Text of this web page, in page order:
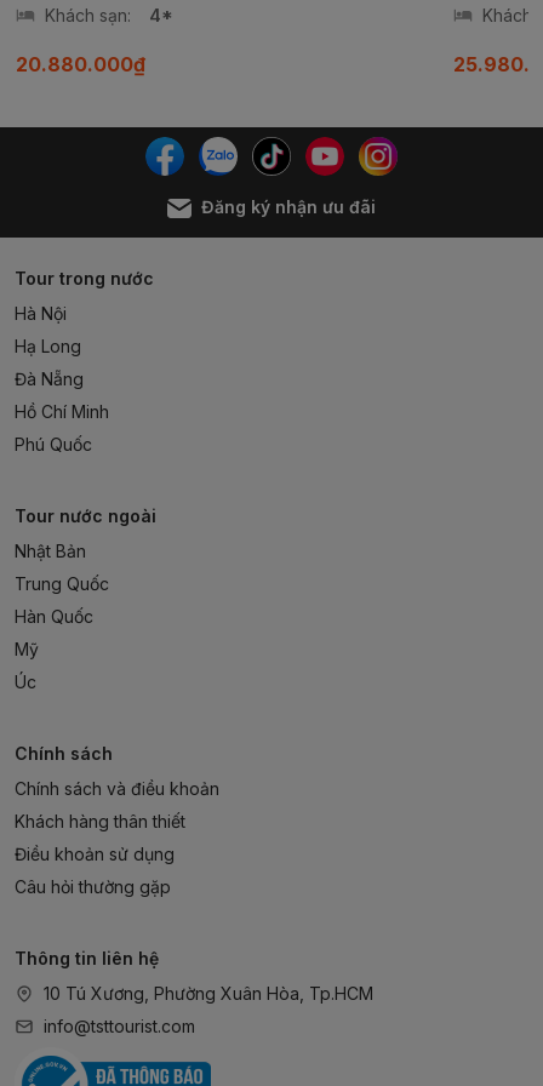
Khách sạn:
4*
20.880.000₫
Khách
Đăng ký nhận ưu đãi
Tour trong nước
Hà Nội
Hạ Long
Đà Nẵng
Hồ Chí Minh
Phú Quốc
Tour nước ngoài
Nhật Bản
Trung Quốc
Hàn Quốc
Mỹ
Úc
Chính sách
Chính sách và điều khoản
Khách hàng thân thiết
Điều khoản sử dụng
Câu hỏi thường gặp
Thông tin liên hệ
10 Tú Xương, Phường Xuân Hòa, Tp.HCM
info@tsttourist.com